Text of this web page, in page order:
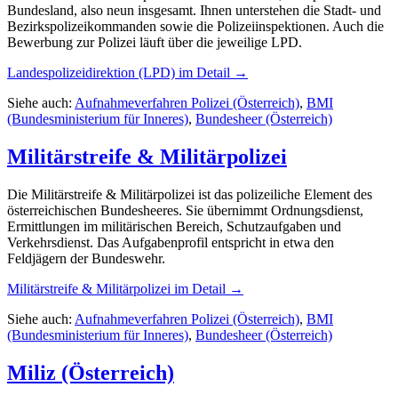
Bundesland, also neun insgesamt. Ihnen unterstehen die Stadt- und
Bezirkspolizeikommanden sowie die Polizeiinspektionen. Auch die
Bewerbung zur Polizei läuft über die jeweilige LPD.
Landespolizeidirektion (LPD) im Detail →
Siehe auch: Aufnahmeverfahren Polizei (Österreich), BMI
(Bundesministerium für Inneres), Bundesheer (Österreich)
Militärstreife & Militärpolizei
Die Militärstreife & Militärpolizei ist das polizeiliche Element des
österreichischen Bundesheeres. Sie übernimmt Ordnungsdienst,
Ermittlungen im militärischen Bereich, Schutzaufgaben und
Verkehrsdienst. Das Aufgabenprofil entspricht in etwa den
Feldjägern der Bundeswehr.
Militärstreife & Militärpolizei im Detail →
Siehe auch: Aufnahmeverfahren Polizei (Österreich), BMI
(Bundesministerium für Inneres), Bundesheer (Österreich)
Miliz (Österreich)